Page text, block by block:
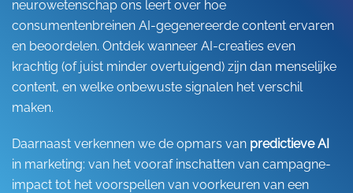
neurowetenschap ons leert over hoe
consumentenbreinen AI-gegenereerde content ervaren
en beoordelen. Ontdek wanneer AI-creaties even
krachtig (of juist minder overtuigend) zijn dan menselijke
content, en welke onbewuste signalen het verschil
maken.
Daarnaast verkennen we de opmars van predictieve AI
in marketing: van het vooraf inschatten van campagne-
impact tot het voorspellen van voorkeuren van een